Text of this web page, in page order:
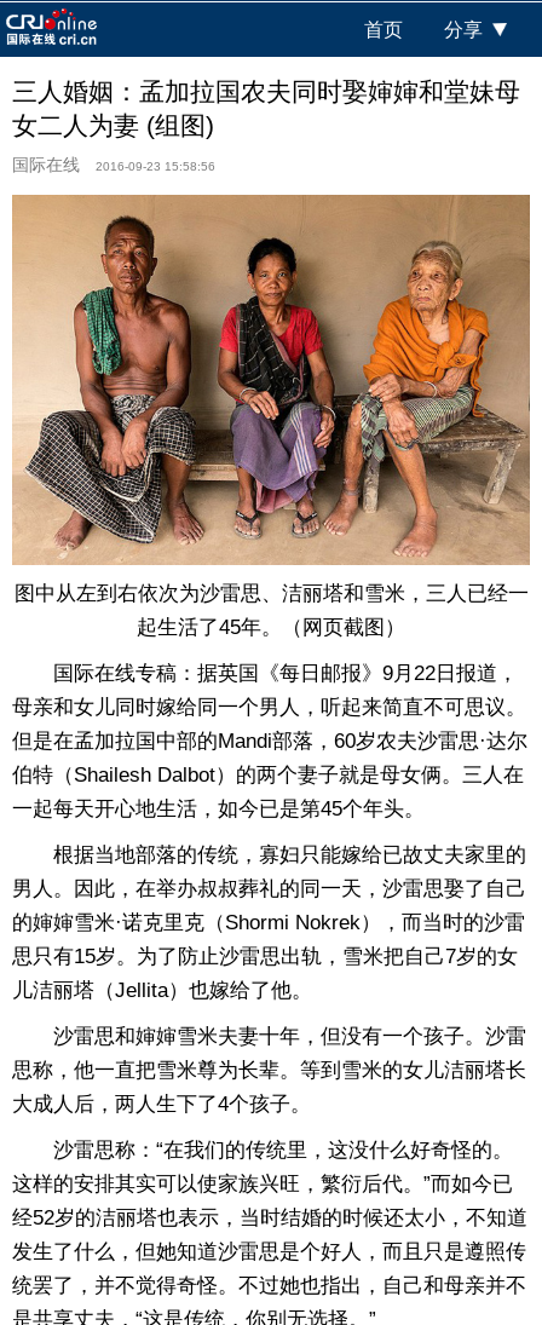
首页 分享
三人婚姻：孟加拉国农夫同时娶婶婶和堂妹母
女二人为妻 (组图)
国际在线 2016-09-23 15:58:56
图中从左到右依次为沙雷思、洁丽塔和雪米，三人已经一
起生活了45年。（网页截图）
国际在线专稿：据英国《每日邮报》9月22日报道，
母亲和女儿同时嫁给同一个男人，听起来简直不可思议。
但是在孟加拉国中部的Mandi部落，60岁农夫沙雷思·达尔
伯特（Shailesh Dalbot）的两个妻子就是母女俩。三人在
一起每天开心地生活，如今已是第45个年头。
根据当地部落的传统，寡妇只能嫁给已故丈夫家里的
男人。因此，在举办叔叔葬礼的同一天，沙雷思娶了自己
的婶婶雪米·诺克里克（Shormi Nokrek），而当时的沙雷
思只有15岁。为了防止沙雷思出轨，雪米把自己7岁的女
儿洁丽塔（Jellita）也嫁给了他。
沙雷思和婶婶雪米夫妻十年，但没有一个孩子。沙雷
思称，他一直把雪米尊为长辈。等到雪米的女儿洁丽塔长
大成人后，两人生下了4个孩子。
沙雷思称：“在我们的传统里，这没什么好奇怪的。
这样的安排其实可以使家族兴旺，繁衍后代。”而如今已
经52岁的洁丽塔也表示，当时结婚的时候还太小，不知道
发生了什么，但她知道沙雷思是个好人，而且只是遵照传
统罢了，并不觉得奇怪。不过她也指出，自己和母亲并不
是共享丈夫，“这是传统，你别无选择。”